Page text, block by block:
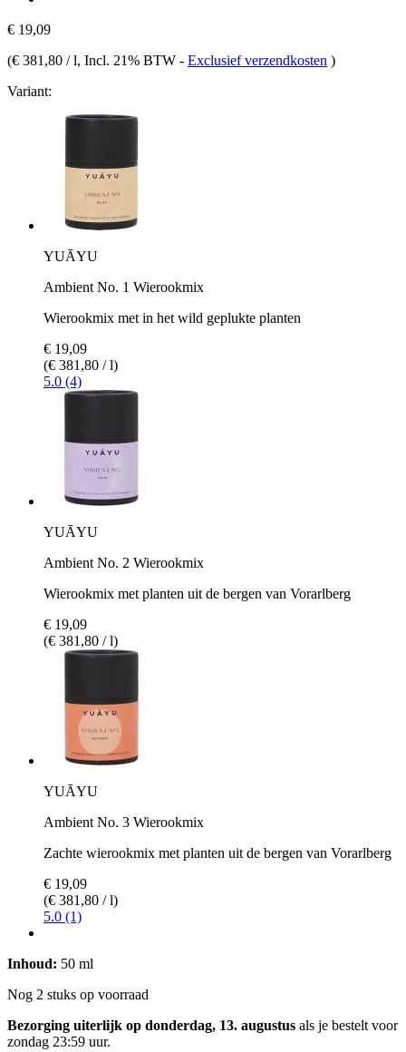
€ 19,09
(€ 381,80 / l, Incl. 21% BTW - Exclusief verzendkosten )
Variant:
YUĀYU
Ambient No. 1 Wierookmix
Wierookmix met in het wild geplukte planten
€ 19,09
(€ 381,80 / l)
5.0 (4)
YUĀYU
Ambient No. 2 Wierookmix
Wierookmix met planten uit de bergen van Vorarlberg
€ 19,09
(€ 381,80 / l)
YUĀYU
Ambient No. 3 Wierookmix
Zachte wierookmix met planten uit de bergen van Vorarlberg
€ 19,09
(€ 381,80 / l)
5.0 (1)
Inhoud: 50 ml
Nog 2 stuks op voorraad
Bezorging uiterlijk op donderdag, 13. augustus als je bestelt voor
zondag 23:59 uur.